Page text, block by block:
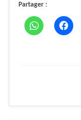
Partager :